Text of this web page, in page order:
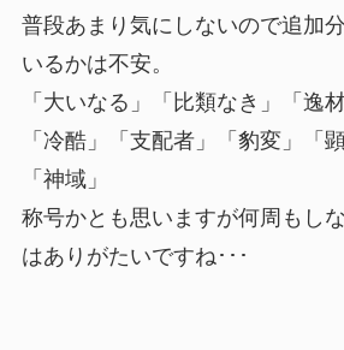
普段あまり気にしないので追加
いるかは不安。
「大いなる」「比類なき」「逸
「冷酷」「支配者」「豹変」「
「神域」
称号かとも思いますが何周もし
はありがたいですね･･･